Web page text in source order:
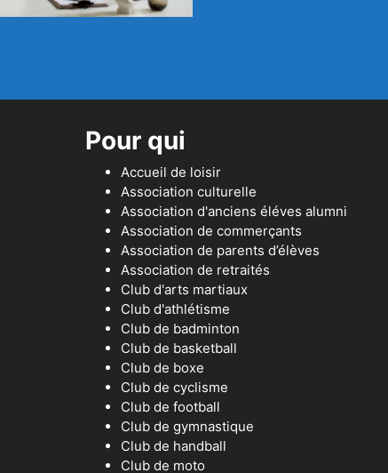
Pour qui
Accueil de loisir
Association culturelle
Association d'anciens éléves alumni
Association de commerçants
Association de parents d’élèves
Association de retraités
Club d'arts martiaux
Club d'athlétisme
Club de badminton
Club de basketball
Club de boxe
Club de cyclisme
Club de football
Club de gymnastique
Club de handball
Club de moto